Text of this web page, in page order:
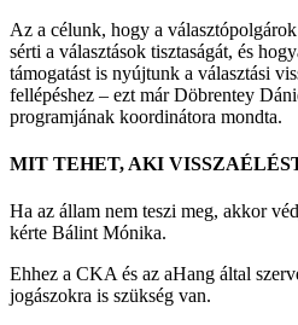
Az a célunk, hogy a
sérti a választások tisztaságát, és
támogatást is nyújtunk a választási
fellépéshez – ezt már Döbrentey
programjának koordinátora mondta.
MIT TEHET, AKI
Ha az állam nem teszi meg, akkor
kérte Bálint Mónika.
Ehhez a CKA és az aHang által
jogászokra is szükség van.